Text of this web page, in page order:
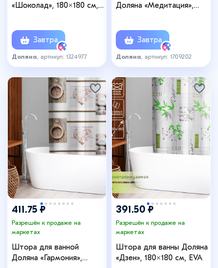
«Шоколад», 180×180 см,
Завтра
Доляна , артикул: 1324977
Доляна «Медитация»,
Завтра
Доляна , артикул: 1709202
411.75 ₽
Разрешён к продаже на
маркетах
Штора для ванной
Доляна «Гармония»,
391.50 ₽
Разрешён к продаже на
маркетах
Штора для ванны Доляна
«Дзен», 180×180 см, EVA